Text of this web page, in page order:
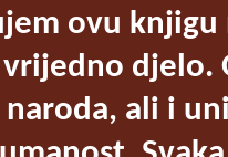
ovu
djelo.
ali i